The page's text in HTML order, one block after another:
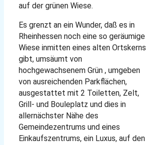
auf der grünen Wiese.
Es grenzt an ein Wunder, daß es in
Rheinhessen noch eine so geräumige
Wiese inmitten eines alten Ortskerns
gibt, umsäumt von
hochgewachsenem Grün , umgeben
von ausreichenden Parkflächen,
ausgestattet mit 2 Toiletten, Zelt,
Grill- und Bouleplatz und dies in
allernächster Nähe des
Gemeindezentrums und eines
Einkaufszentrums, ein Luxus, auf den